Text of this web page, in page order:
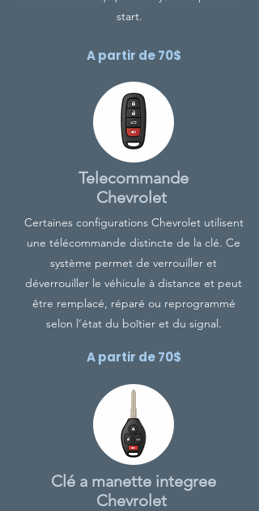
start.
A partir de 70$
Telecommande
Chevrolet
Certaines configurations Chevrolet utilisent
une télécommande distincte de la clé. Ce
système permet de verrouiller et
déverrouiller le véhicule à distance et peut
être remplacé, réparé ou reprogrammé
selon l’état du boîtier et du signal.
A partir de 70$
Clé a manette integree
Chevrolet